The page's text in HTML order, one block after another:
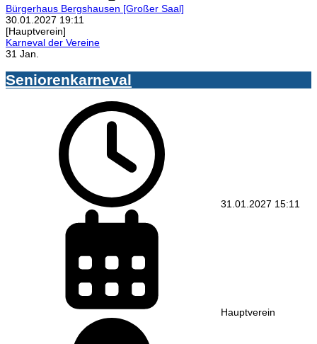
Bürgerhaus Bergshausen [Großer Saal]
30.01.2027 19:11
[Hauptverein]
Karneval der Vereine
31 Jan.
Seniorenkarneval
31.01.2027 15:11
Hauptverein